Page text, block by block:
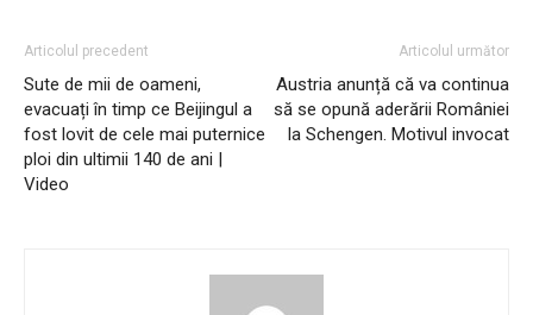
Articolul precedent
Sute de mii de oameni,
evacuați în timp ce Beijingul a
fost lovit de cele mai puternice
ploi din ultimii 140 de ani |
Video
Articolul următor
Austria anunță că va continua
să se opună aderării României
la Schengen. Motivul invocat